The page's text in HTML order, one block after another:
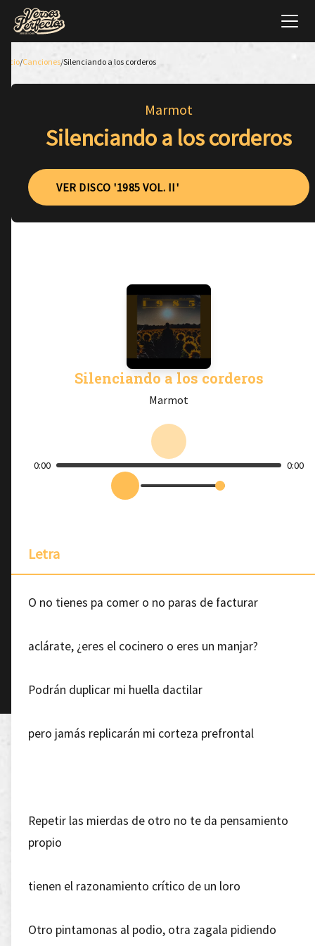
Inicio/Canciones/Silenciando a los corderos
Marmot
Silenciando a los corderos
VER DISCO '1985 VOL. II'
Silenciando a los corderos
Marmot
0:00 0:00
Letra
O no tienes pa comer o no paras de facturar
aclárate, ¿eres el cocinero o eres un manjar?
Podrán duplicar mi huella dactilar
pero jamás replicarán mi corteza prefrontal
Repetir las mierdas de otro no te da pensamiento
propio
tienen el razonamiento crítico de un loro
Otro pintamonas al podio, otra zagala pidiendo